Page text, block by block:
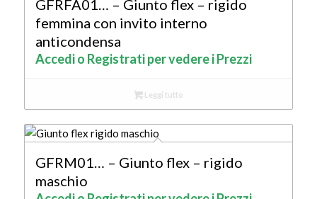
GFRFA01… – Giunto flex – rigido
femmina con invito interno
anticondensa
Accedi o Registrati per vedere i Prezzi
Leggi tutto
GFRM01… – Giunto flex – rigido
maschio